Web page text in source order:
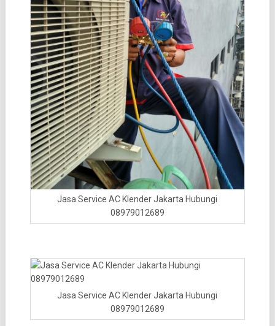
Jasa Service AC Klender Jakarta Hubungi
08979012689
Jasa Service AC Klender Jakarta Hubungi
08979012689